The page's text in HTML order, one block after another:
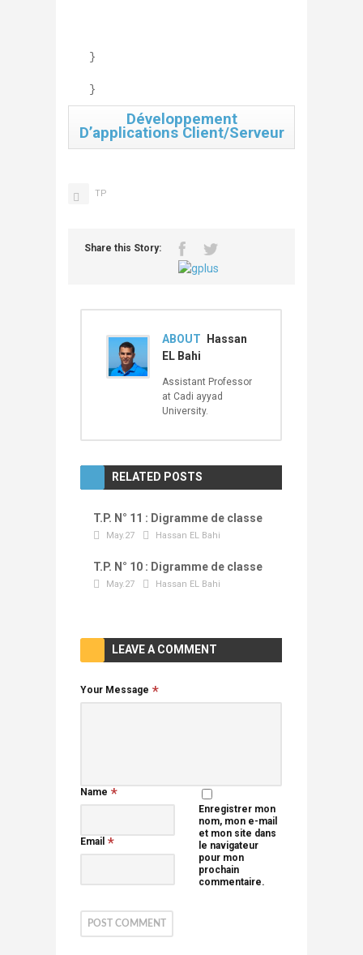
}
}
Développement
D’applications Client/serveur
TP
Share this Story:
ABOUT
Hassan
EL Bahi
Assistant Professor
at Cadi ayyad
University.
RELATED POSTS
T.P. N° 11 : Digramme de classe
May.27 Hassan EL Bahi
T.P. N° 10 : Digramme de classe
May.27 Hassan EL Bahi
LEAVE A COMMENT
Your Message
Name
Email
Enregistrer mon
nom, mon e-mail
et mon site dans
le navigateur
pour mon
prochain
commentaire.